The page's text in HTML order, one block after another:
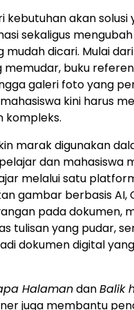
kebutuhan akan
sekaligus
mudah dicari. Mulai
memudar, buku
galeri foto yang
kini harus
kompleks.
marak digunakan
dan mahasiswa
melalui satu
gambar berbasis AI,
pada dokumen,
tulisan yang pudar,
dokumen digital
HalamandanBalik
juga membantu